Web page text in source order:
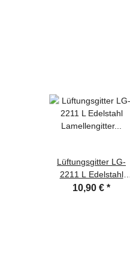
Lüftungsgitter LG-
2211 L Edelstahl
Lamellengitter 215 x
10,90 €*